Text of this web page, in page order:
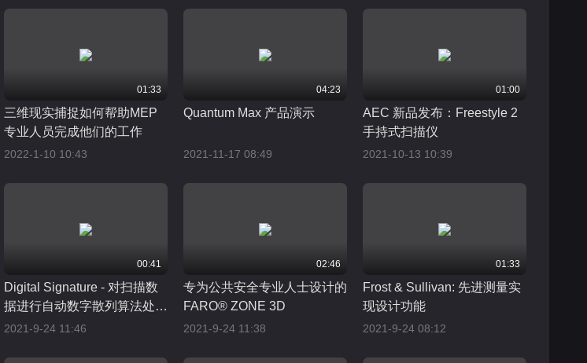
01:33
三维现实捕捉如何帮助MEP
专业人员完成他们的工作
2022-1-10 10:43
04:23
Quantum Max 产品演示
2021-11-17 08:49
01:00
AEC 新品发布：Freestyle 2
手持式扫描仪
2021-10-13 10:39
00:41
Digital Signature - 对扫描数
据进行自动数字散列算法处
理: 适用于执法取证的颠覆性
2021-9-24 11:46
02:46
专为公共安全专业人士设计的
FARO® ZONE 3D
2021-9-24 11:38
01:33
Frost & Sullivan: 先进测量实
现设计功能
2021-9-24 08:12